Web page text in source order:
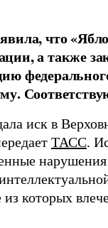
что
а также
иск в
ТАСС.
нарушения
которых